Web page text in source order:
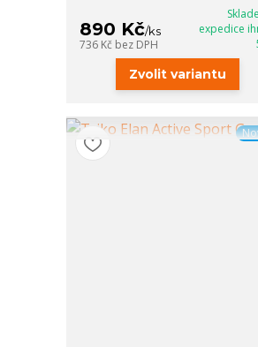
890 Kč/ks
736 Kč bez DPH
expedice
Zvolit variantu